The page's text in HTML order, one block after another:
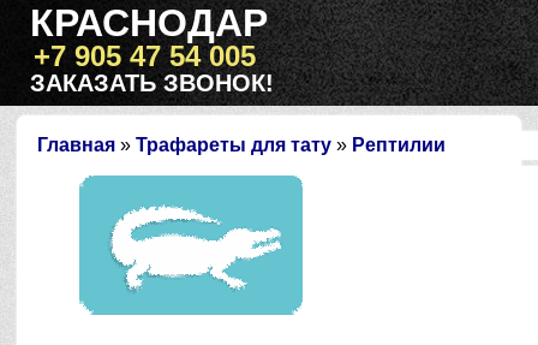
КРАСНОДАР
+7 905 47 54 005
ЗАКАЗАТЬ ЗВОНОК!
Главная »Трафареты для тату » Рептилии